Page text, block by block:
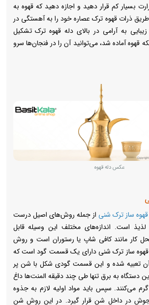
بسیار کم قرار دهید و اجازه دهید که قهوه به
ذرات قهوه ترک عصاره خود را به آهستگی در
به آرامی در بالای دله قهوه ترک تشکیل
قهوه آماده شد، می‌توانید آن را در فنجان‌ها سرو
عکس دله قهوه
قهوه ساز ترک شنی از جمله روش‌های اصیل درست
است. اندازه‌های مختلف این وسیله قابل
کار مانند کافی شاپ‌ یا رستوران است و روش
قهوه ساز ترک شنی دارای یک قسمت گود است که
تعبیه شده و این قسمت گودی شکل با شن پر
دستگاه به برق تنها طی چند دقیقه المنت‌ها داغ
می‌کنند. سپس باید مواد اولیه لازم به جذوه
در داخل شن قرار گیرد. در این روش شن